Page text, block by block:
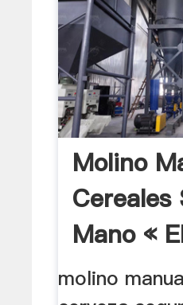
Molino
Cereales
Mano «
molino